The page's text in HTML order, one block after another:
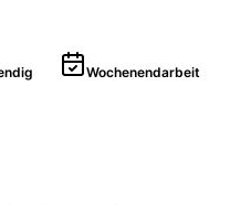
Wochenendarbeit